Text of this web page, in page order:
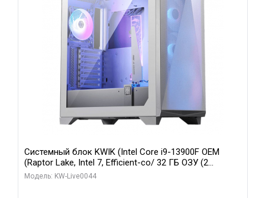
Системный блок KWIK (Intel Core i9-13900F OEM
(Raptor Lake, Intel 7, Efficient-co/ 32 ГБ ОЗУ (2
модуля)/ Gigabyte RTX5070Ti AERO OC 16GB GDDR7
Модель: KW-Live0044